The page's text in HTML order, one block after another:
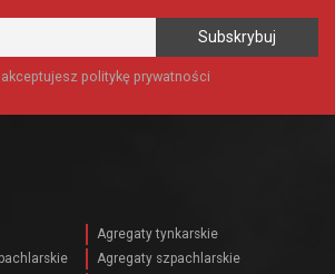
politykę prywatności
Agregaty tynkarskie
Agregaty szpachlarskie